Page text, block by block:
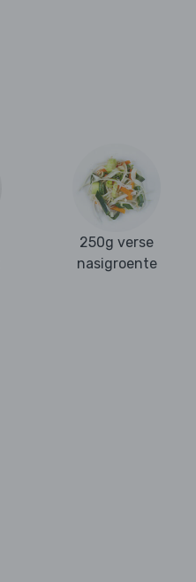
250g verse
nasigroente